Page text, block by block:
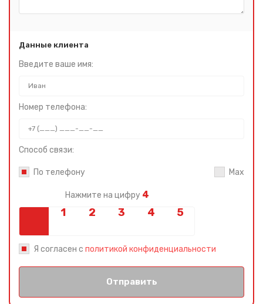
Данные клиента
Введите ваше имя:
Номер телефона:
Способ связи:
По телефону Max
Нажмите на цифру 4
Я согласен с политикой конфиденциальности
Отправить